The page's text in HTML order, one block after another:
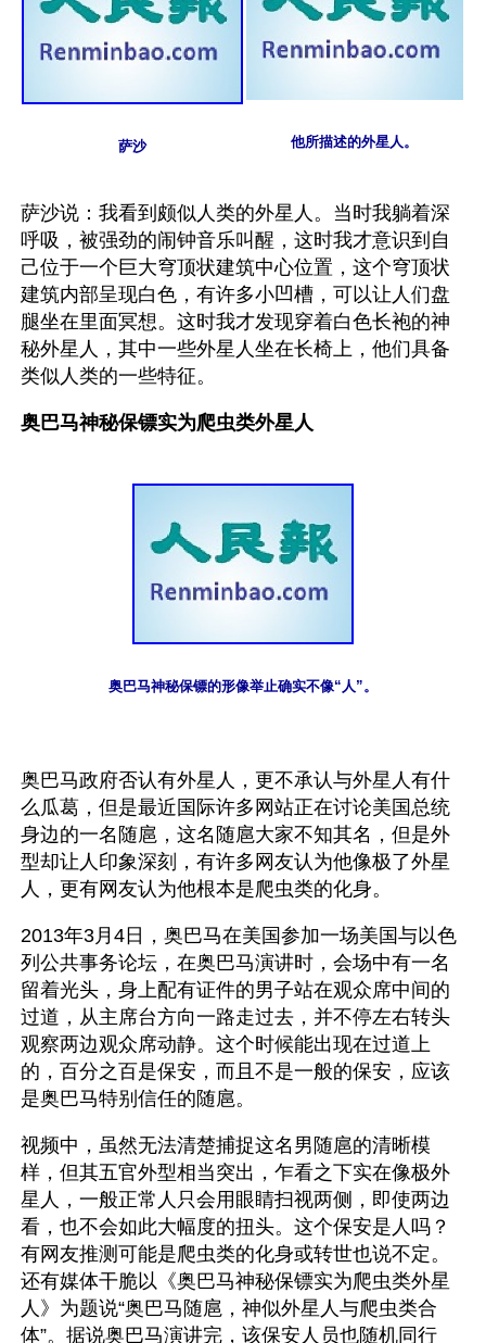
萨沙 他所描述的外星人。
萨沙说：我看到颇似人类的外星人。当时我躺着深
呼吸，被强劲的闹钟音乐叫醒，这时我才意识到自
己位于一个巨大穹顶状建筑中心位置，这个穹顶状
建筑内部呈现白色，有许多小凹槽，可以让人们盘
腿坐在里面冥想。这时我才发现穿着白色长袍的神
秘外星人，其中一些外星人坐在长椅上，他们具备
类似人类的一些特征。
奥巴马神秘保镖实为爬虫类外星人
奥巴马神秘保镖的形像举止确实不像“人”。
奥巴马政府否认有外星人，更不承认与外星人有什
么瓜葛，但是最近国际许多网站正在讨论美国总统
身边的一名随扈，这名随扈大家不知其名，但是外
型却让人印象深刻，有许多网友认为他像极了外星
人，更有网友认为他根本是爬虫类的化身。
2013年3月4日，奥巴马在美国参加一场美国与以色
列公共事务论坛，在奥巴马演讲时，会场中有一名
留着光头，身上配有证件的男子站在观众席中间的
过道，从主席台方向一路走过去，并不停左右转头
观察两边观众席动静。这个时候能出现在过道上
的，百分之百是保安，而且不是一般的保安，应该
是奥巴马特别信任的随扈。
视频中，虽然无法清楚捕捉这名男随扈的清晰模
样，但其五官外型相当突出，乍看之下实在像极外
星人，一般正常人只会用眼睛扫视两侧，即使两边
看，也不会如此大幅度的扭头。这个保安是人吗？
有网友推测可能是爬虫类的化身或转世也说不定。
还有媒体干脆以《奥巴马神秘保镖实为爬虫类外星
人》为题说“奥巴马随扈，神似外星人与爬虫类合
体”。据说奥巴马演讲完，该保安人员也随机同行